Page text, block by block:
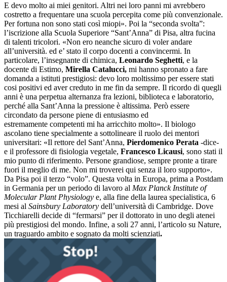
E devo molto ai miei genitori. Altri nei loro panni mi avrebbero
costretto a frequentare una scuola percepita come più convenzionale.
Per fortuna non sono stati così miopi». Poi la “seconda svolta”:
l’iscrizione alla Scuola Superiore “Sant’Anna” di Pisa, altra fucina
di talenti tricolori. «Non ero neanche sicuro di voler andare
all’università. ed e’ stato il corpo docenti a convincermi. In
particolare, l’insegnante di chimica, Leonardo Seghetti, e la
docente di Estimo, Mirella Catalucci, mi hanno spronato a fare
domanda a istituti prestigiosi: devo loro moltissimo per essere stati
cosi positivi ed aver creduto in me fin da sempre. Il ricordo di quegli
anni è una perpetua alternanza fra lezioni, biblioteca e laboratorio,
perché alla Sant’Anna la pressione è altissima. Però essere
circondato da persone piene di entusiasmo ed
estremamente competenti mi ha arricchito molto». Il biologo
ascolano tiene specialmente a sottolineare il ruolo dei mentori
universitari: «Il rettore del Sant’Anna, Pierdomenico Perata -dice-
e il professore di fisiologia vegetale, Francesco Licausi, sono stati il
mio punto di riferimento. Persone grandiose, sempre pronte a tirare
fuori il meglio di me. Non mi troverei qui senza il loro supporto».
Da Pisa poi il terzo “volo”. Questa volta in Europa, prima a Postdam
in Germania per un periodo di lavoro al Max Planck Institute of
Molecular Plant Physiology e, alla fine della laurea specialistica, 6
mesi al Sainsbury Laboratory dell’università di Cambridge. Dove
Ticchiarelli decide di “fermarsi” per il dottorato in uno degli atenei
più prestigiosi del mondo. Infine, a soli 27 anni, l’articolo su Nature,
un traguardo ambito e sognato da molti scienziati.